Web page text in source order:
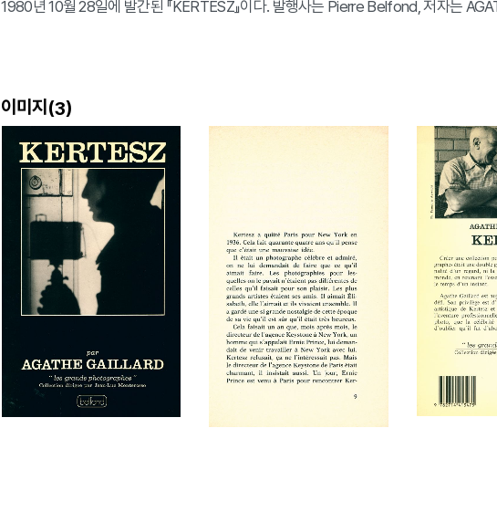
1980년 10월 28일에 발간된 『KERTESZ』이다. 발행사는 Pierre Belfond, 저자는
이미지(3)